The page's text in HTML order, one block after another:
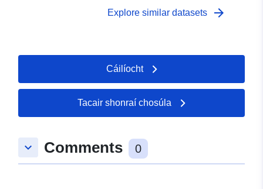
Iris Éagsúlacht Dúlra, Rundschau, RS
Explore similar datasets arrow_forward
Cáilíocht
Tacair shonraí chosúla
keyboard_arrow_down Comments 0